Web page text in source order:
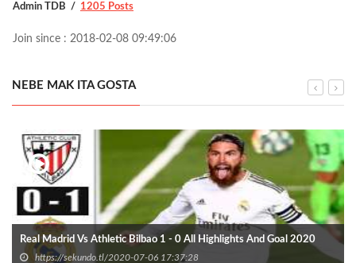
Admin TDB 1205 Posts
Join since : 2018-02-08 09:49:06
NEBE MAK ITA GOSTA
Real Madrid Vs Athletic Bilbao 1 - 0 All Highlights And Goal 2020
https://sekundo.tl/2020-07-06 17:37:28